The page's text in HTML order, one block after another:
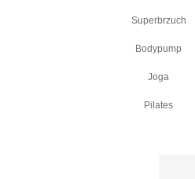
Superbrzuch
Bodypump
Joga
Pilates